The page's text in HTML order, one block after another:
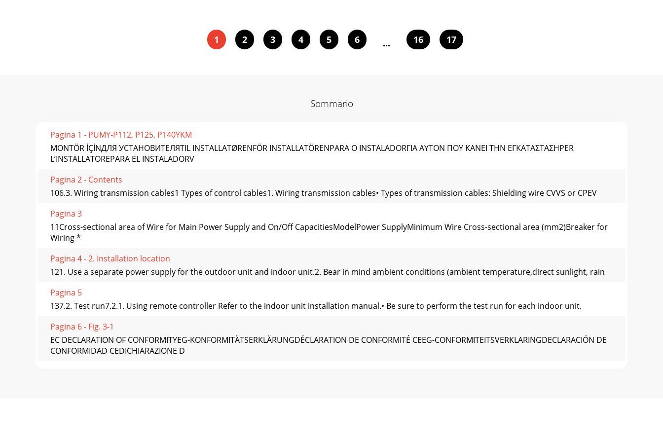
1 2 3 4 5 6 ... 16 17
Sommario
Pagina 1 - PUMY-P112, P125, P140YKM
MONTÖR İÇİNДЛЯ УСТАНОВИТЕЛЯTIL INSTALLATØRENFÖR INSTALLATÖRENPARA O INSTALADORΓΙΑ ΑΥΤΟΝ ΠΟΥ ΚΑΝΕΙ ΤΗΝ ΕΓΚΑΤΑΣΤΑΣΗPER
L’INSTALLATOREPARA EL INSTALADORV
Pagina 2 - Contents
106.3. Wiring transmission cables1 Types of control cables1. Wiring transmission cables• Types of transmission cables: Shielding wire CVVS or CPEV
Pagina 3
11Cross-sectional area of Wire for Main Power Supply and On/Off CapacitiesModelPower SupplyMinimum Wire Cross-sectional area (mm2)Breaker for
Wiring *
Pagina 4 - 2. Installation location
121. Use a separate power supply for the outdoor unit and indoor unit.2. Bear in mind ambient conditions (ambient temperature,direct sunlight, rain
Pagina 5
137.2. Test run7.2.1. Using remote controller Refer to the indoor unit installation manual.• Be sure to perform the test run for each indoor unit.
Pagina 6 - Fig. 3-1
EC DECLARATION OF CONFORMITYEG-KONFORMITÄTSERKLÄRUNGDÉCLARATION DE CONFORMITÉ CEEG-CONFORMITEITSVERKLARINGDECLARACIÓN DE
CONFORMIDAD CEDICHIARAZIONE D